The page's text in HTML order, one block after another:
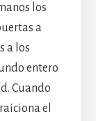
los
a
a los
entero
Cuando
el